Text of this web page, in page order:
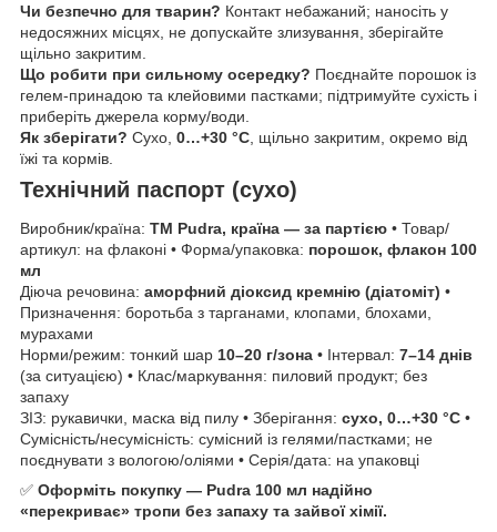
Чи безпечно для тварин? Контакт небажаний; наносіть у
недосяжних місцях, не допускайте злизування, зберігайте
щільно закритим.
Що робити при сильному осередку? Поєднайте порошок із
гелем-принадою та клейовими пастками; підтримуйте сухість і
приберіть джерела корму/води.
Як зберігати? Сухо, 0…+30 °C , щільно закритим, окремо від
їжі та кормів.
Технічний паспорт (сухо)
Виробник/країна: ТМ Pudra, країна — за партією • Товар/
артикул: на флаконі • Форма/упаковка: порошок, флакон 100
мл
Діюча речовина: аморфний діоксид кремнію (діатоміт) •
Призначення: боротьба з тарганами, клопами, блохами,
мурахами
Норми/режим: тонкий шар 10–20 г/зона • Інтервал: 7–14 днів
(за ситуацією) • Клас/маркування: пиловий продукт; без
запаху
ЗІЗ: рукавички, маска від пилу • Зберігання: сухо, 0…+30 °C •
Сумісність/несумісність: сумісний із гелями/пастками; не
поєднувати з вологою/оліями • Серія/дата: на упаковці
✅ Оформіть покупку — Pudra 100 мл надійно
«перекриває» тропи без запаху та зайвої хімії.